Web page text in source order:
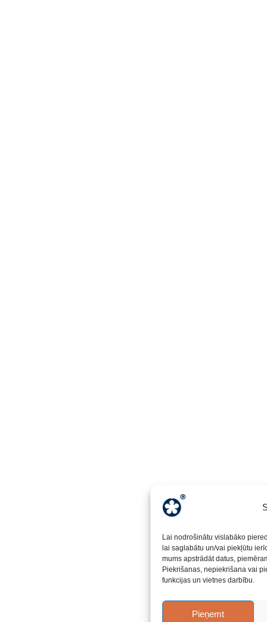
Lai nodrošinātu vislabāko
lai saglabātu un/vai piekļūtu
mums apstrādāt datus,
Piekrišanas, nepiekrišana vai
funkcijas un vietnes darbību.
Pieņemt